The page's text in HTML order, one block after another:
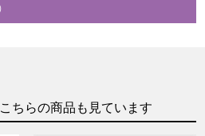
ちらの商品も見ています